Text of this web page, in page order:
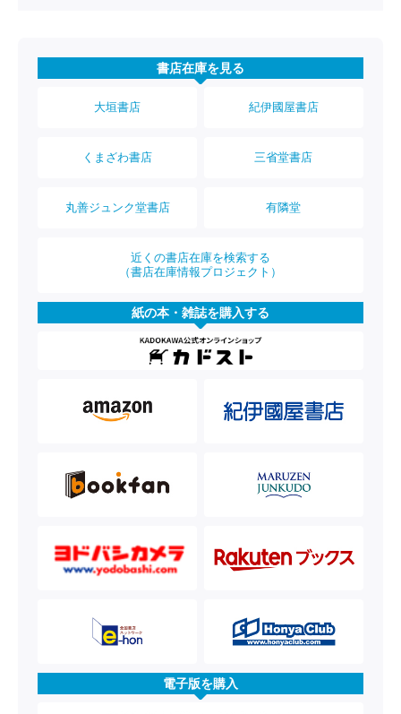
書店在庫を見る
大垣書店 紀伊國屋書店
くまざわ書店 三省堂書店
丸善ジュンク堂書店 有隣堂
近くの書店在庫を検索する
（書店在庫情報プロジェクト）
紙の本・雑誌を購入する
電子版を購入